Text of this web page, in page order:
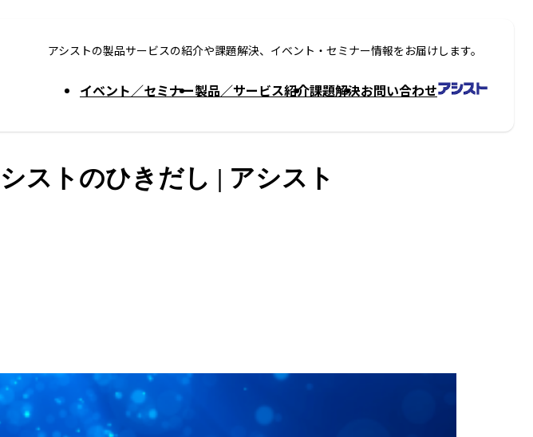
アシストの製品サービスの紹介や課題解決、イベント・セミナー情報をお届けします。
イベント／セミナー製品／サービス紹介課題解決お問い合わせ
ストのひきだし | アシスト